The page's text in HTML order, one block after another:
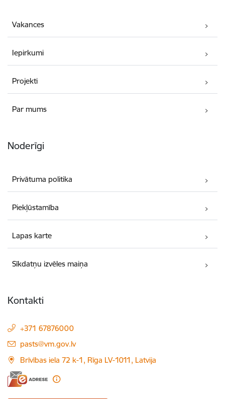
Vakances
Iepirkumi
Projekti
Par mums
Noderīgi
Privātuma politika
Piekļūstamība
Lapas karte
Sīkdatņu izvēles maiņa
Kontakti
+371 67876000
E-pasts:
pasts@vm.gov.lv
Brīvības iela 72 k-1, Rīga LV-1011, Latvija